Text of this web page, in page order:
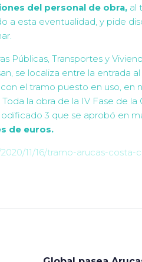
del personal de obra, al
a esta eventualidad, y pide
Públicas, Transportes y
se localiza entre la entrada
el tramo puesto en uso, en
la obra de la IV Fase de la
3 que se aprobó en
de euros.
11/16/tramo-arucas-costa-